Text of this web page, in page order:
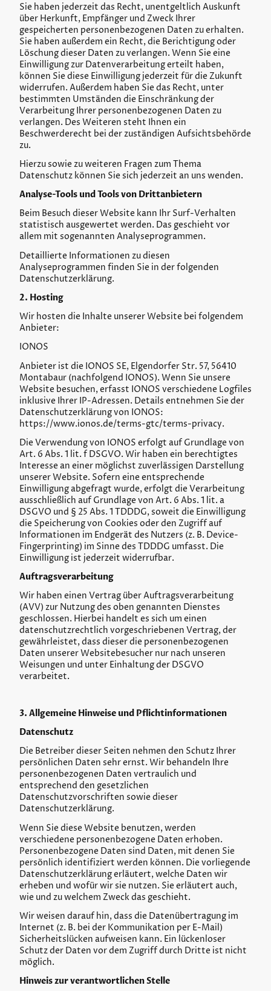
Sie haben jederzeit das Recht, unentgeltlich Auskunft
über Herkunft, Empfänger und Zweck Ihrer
gespeicherten personenbezogenen Daten zu erhalten.
Sie haben außerdem ein Recht, die Berichtigung oder
Löschung dieser Daten zu verlangen. Wenn Sie eine
Einwilligung zur Datenverarbeitung erteilt haben,
können Sie diese Einwilligung jederzeit für die Zukunft
widerrufen. Außerdem haben Sie das Recht, unter
bestimmten Umständen die Einschränkung der
Verarbeitung Ihrer personenbezogenen Daten zu
verlangen. Des Weiteren steht Ihnen ein
Beschwerderecht bei der zuständigen Aufsichtsbehörde
zu.
Hierzu sowie zu weiteren Fragen zum Thema
Datenschutz können Sie sich jederzeit an uns wenden.
Analyse-Tools und Tools von Drittanbietern
Beim Besuch dieser Website kann Ihr Surf-Verhalten
statistisch ausgewertet werden. Das geschieht vor
allem mit sogenannten Analyseprogrammen.
Detaillierte Informationen zu diesen
Analyseprogrammen finden Sie in der folgenden
Datenschutzerklärung.
2. Hosting
Wir hosten die Inhalte unserer Website bei folgendem
Anbieter:
IONOS
Anbieter ist die IONOS SE, Elgendorfer Str. 57, 56410
Montabaur (nachfolgend IONOS). Wenn Sie unsere
Website besuchen, erfasst IONOS verschiedene Logfiles
inklusive Ihrer IP-Adressen. Details entnehmen Sie der
Datenschutzerklärung von IONOS:
https://www.ionos.de/terms-gtc/terms-privacy.
Die Verwendung von IONOS erfolgt auf Grundlage von
Art. 6 Abs. 1 lit. f DSGVO. Wir haben ein berechtigtes
Interesse an einer möglichst zuverlässigen Darstellung
unserer Website. Sofern eine entsprechende
Einwilligung abgefragt wurde, erfolgt die Verarbeitung
ausschließlich auf Grundlage von Art. 6 Abs. 1 lit. a
DSGVO und § 25 Abs. 1 TDDDG, soweit die Einwilligung
die Speicherung von Cookies oder den Zugriff auf
Informationen im Endgerät des Nutzers (z. B. Device-
Fingerprinting) im Sinne des TDDDG umfasst. Die
Einwilligung ist jederzeit widerrufbar.
Auftragsverarbeitung
Wir haben einen Vertrag über Auftragsverarbeitung
(AVV) zur Nutzung des oben genannten Dienstes
geschlossen. Hierbei handelt es sich um einen
datenschutzrechtlich vorgeschriebenen Vertrag, der
gewährleistet, dass dieser die personenbezogenen
Daten unserer Websitebesucher nur nach unseren
Weisungen und unter Einhaltung der DSGVO
verarbeitet.
3. Allgemeine Hinweise und Pflichtinformationen
Datenschutz
Die Betreiber dieser Seiten nehmen den Schutz Ihrer
persönlichen Daten sehr ernst. Wir behandeln Ihre
personenbezogenen Daten vertraulich und
entsprechend den gesetzlichen
Datenschutzvorschriften sowie dieser
Datenschutzerklärung.
Wenn Sie diese Website benutzen, werden
verschiedene personenbezogene Daten erhoben.
Personenbezogene Daten sind Daten, mit denen Sie
persönlich identifiziert werden können. Die vorliegende
Datenschutzerklärung erläutert, welche Daten wir
erheben und wofür wir sie nutzen. Sie erläutert auch,
wie und zu welchem Zweck das geschieht.
Wir weisen darauf hin, dass die Datenübertragung im
Internet (z. B. bei der Kommunikation per E-Mail)
Sicherheitslücken aufweisen kann. Ein lückenloser
Schutz der Daten vor dem Zugriff durch Dritte ist nicht
möglich.
Hinweis zur verantwortlichen Stelle